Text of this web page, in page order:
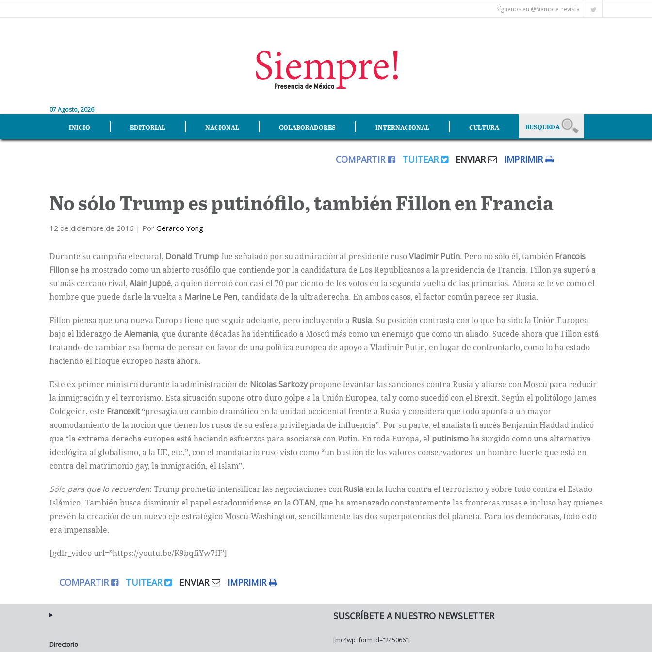
Síguenos en @Siempre_revista
07 Agosto, 2026
INICIO EDITORIAL NACIONAL COLABORADORES INTERNACIONAL CULTURA
COMPARTIR TUITEAR ENVIAR IMPRIMIR
No sólo Trump es putinófilo, también Fillon en Francia
12 de diciembre de 2016 | Por Gerardo Yong
Durante su campaña electoral, Donald Trumpfue señalado por su admiración al presidente rusoVladimir Putin. Pero no sólo él, también Francois
Fillonse ha mostrado como un abierto rusófilo que contiende por la candidatura de Los Republicanos a la presidencia de Francia. Fillon ya superó a
su más cercano rival, Alain Juppé, a quien derrotó con casi el 70 por ciento de los votos en la segunda vuelta de las primarias. Ahora se le ve como el
hombre que puede darle la vuelta a Marine Le Pen, candidata de la ultraderecha. En ambos casos, el factor común parece ser Rusia.
Fillon piensa que una nueva Europa tiene que seguir adelante, pero incluyendo a Rusia. Su posición contrasta con lo que ha sido la Unión Europea
bajo el liderazgo de Alemania, que durante décadas ha identificado a Moscú más como un enemigo que como un aliado. Sucede ahora que Fillon está
tratando de cambiar esa forma de pensar en favor de una política europea de apoyo a Vladimir Putin, en lugar de confrontarlo, como lo ha estado
haciendo el bloque europeo hasta ahora.
Este ex primer ministro durante la administración de Nicolas Sarkozypropone levantar las sanciones contra Rusia y aliarse con Moscú para reducir
la inmigración y el terrorismo. Esta situación supone otro duro golpe a la Unión Europea, tal y como sucedió con el Brexit. Según el politólogo James
Goldgeier, este Francexit“presagia un cambio dramático en la unidad occidental frente a Rusia y considera que todo apunta a un mayor
acomodamiento de la noción que tienen los rusos de su esfera privilegiada de influencia”. Por su parte, el analista francés Benjamin Haddad indicó
que “la extrema derecha europea está haciendo esfuerzos para asociarse con Putin. En toda Europa, el putinismoha surgido como una alternativa
ideológica al globalismo, a la UE, etc.”, con el mandatario ruso visto como “un bastión de los valores conservadores, un hombre fuerte que está en
contra del matrimonio gay, la inmigración, el Islam”.
Sólo para que lo recuerden: Trump prometió intensificar las negociaciones con Rusia en la lucha contra el terrorismo y sobre todo contra el Estado
Islámico. También busca disminuir el papel estadounidense en laOTAN, que ha amenazado constantemente las fronteras rusas e incluso hay quienes
prevén la creación de un nuevo eje estratégico Moscú-Washington, sencillamente las dos superpotencias del planeta. Para los demócratas, todo esto
era impensable.
[gdlr_video url=”https://youtu.be/K9bqfiYw7fI”]
COMPARTIR TUITEAR ENVIAR IMPRIMIR
Directorio
SUSCRÍBETE A NUESTRO NEWSLETTER
[mc4wp_form id=”245066″]